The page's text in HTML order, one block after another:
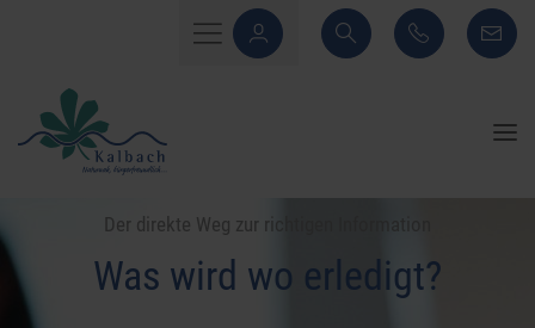
Der direkte Weg zur richtigen Information
Was wird wo erledigt?